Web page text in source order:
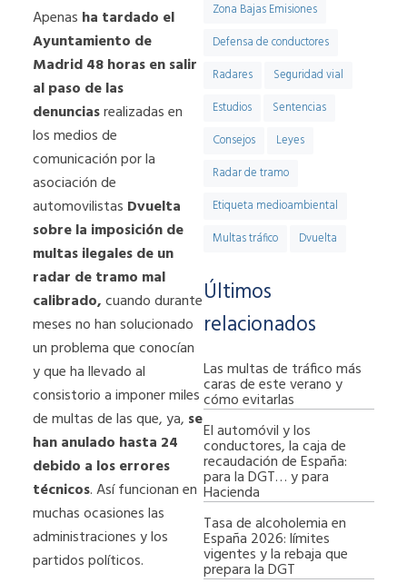
Apenas ha tardado el
Ayuntamiento de
Madrid 48 horas en salir
al paso de las
denunciasrealizadas en
los medios de
comunicación por la
asociación de
automovilistas Dvuelta
sobre la imposición de
multas ilegales de un
radar de tramo mal
calibrado,cuando durante
meses no han solucionado
un problema que conocían
y que ha llevado al
consistorio a imponer miles
de multas de las que, ya, se
han anulado hasta 24
debido a los errores
técnicos. Así funcionan en
muchas ocasiones las
administraciones y los
partidos políticos.
Zona Bajas Emisiones
Defensa de conductores
Radares
Seguridad vial
Estudios
Sentencias
Consejos
Leyes
Radar de tramo
Etiqueta medioambiental
Multas tráfico
Dvuelta
Últimos
relacionados
Las multas de tráfico más
caras de este verano y
cómo evitarlas
El automóvil y los
conductores, la caja de
recaudación de España:
para la DGT… y para
Hacienda
Tasa de alcoholemia en
España 2026: límites
vigentes y la rebaja que
prepara la DGT